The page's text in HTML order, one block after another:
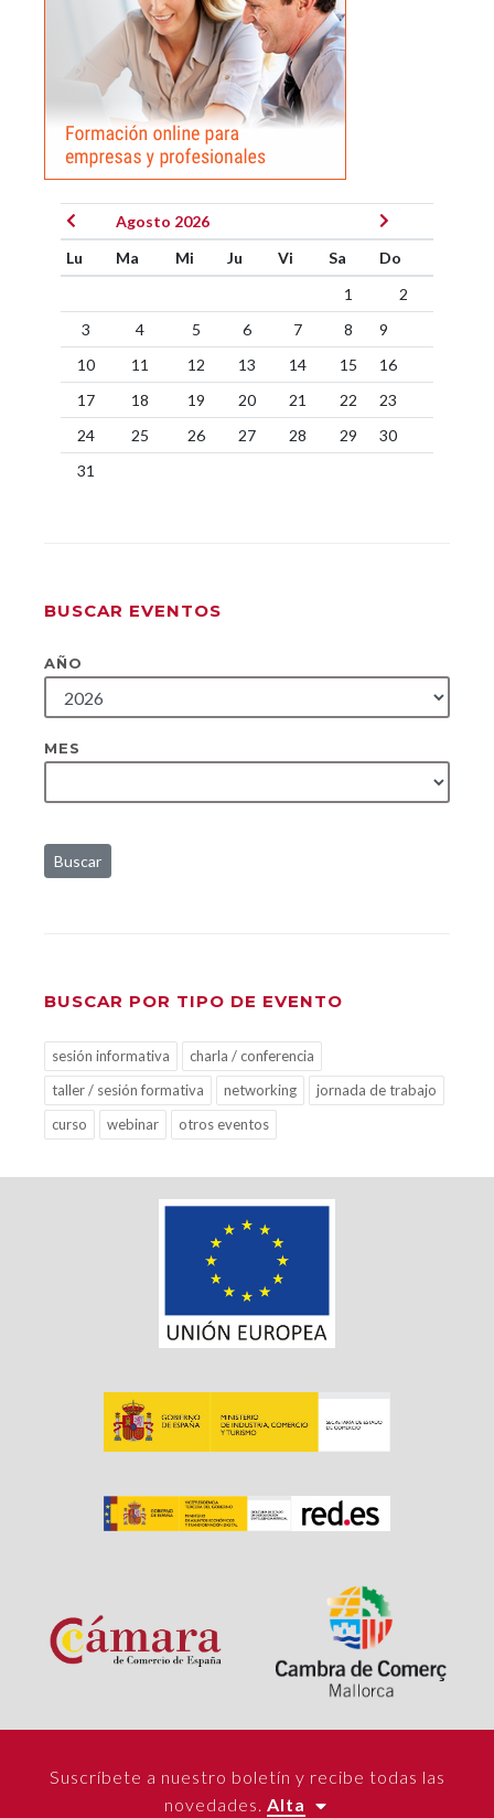
Agosto 2026
Lu
Ma Mi Ju Vi Sa
Do
1
2
3
4 5 6 7 8
9
10
11 12 13 14 15
16
17
18 19 20 21 22
23
24
25 26 27 28 29
30
31
BUSCAR EVENTOS
AÑO
MES
Buscar
BUSCAR POR TIPO DE EVENTO
sesión informativa
charla / conferencia
taller / sesión formativa
networking
jornada de trabajo
curso
webinar otros eventos
Suscríbete a nuestro boletín y recibe todas las
novedades. Alta